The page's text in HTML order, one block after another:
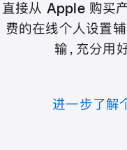
直接从 Apple 购买
费的在线个人设置
输，充分用
进一步了解